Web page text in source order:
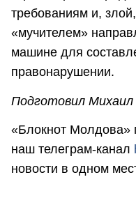
требованиям и,
«мучителем»
машине для
правонарушении.
Подготовил Михаил
«Блокнот Молдова»
наш телеграм-канал
новости в одном